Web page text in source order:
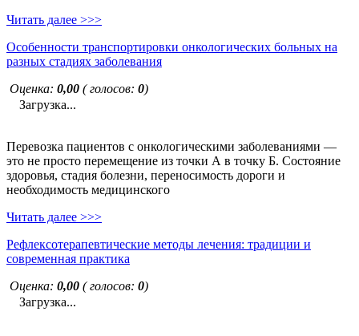
Читать далее >>>
Особенности транспортировки онкологических больных на
разных стадиях заболевания
Оценка: 0,00 ( голосов: 0)
Загрузка...
Перевозка пациентов с онкологическими заболеваниями —
это не просто перемещение из точки А в точку Б. Состояние
здоровья, стадия болезни, переносимость дороги и
необходимость медицинского
Читать далее >>>
Рефлексотерапевтические методы лечения: традиции и
современная практика
Оценка: 0,00 ( голосов: 0)
Загрузка...